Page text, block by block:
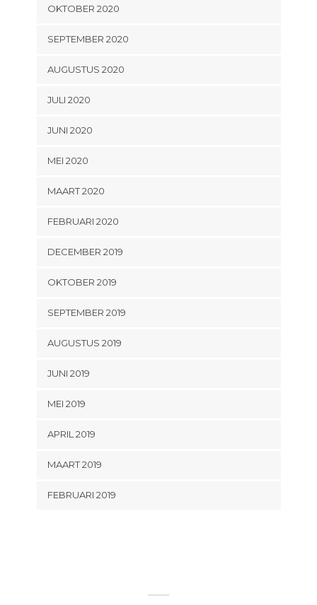
OKTOBER 2020
SEPTEMBER 2020
AUGUSTUS 2020
JULI 2020
JUNI 2020
MEI 2020
MAART 2020
FEBRUARI 2020
DECEMBER 2019
OKTOBER 2019
SEPTEMBER 2019
AUGUSTUS 2019
JUNI 2019
MEI 2019
APRIL 2019
MAART 2019
FEBRUARI 2019